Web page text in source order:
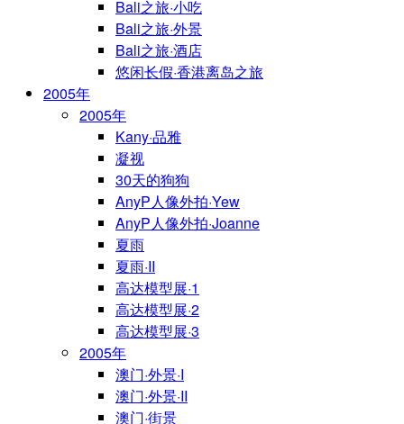
Bali之旅·小吃
Bali之旅·外景
Bali之旅·酒店
悠闲长假·香港离岛之旅
2005年
2005年
Kany·品雅
凝视
30天的狗狗
AnyP人像外拍·Yew
AnyP人像外拍·Joanne
夏雨
夏雨·II
高达模型展·1
高达模型展·2
高达模型展·3
2005年
澳门·外景·I
澳门·外景·II
澳门·街景